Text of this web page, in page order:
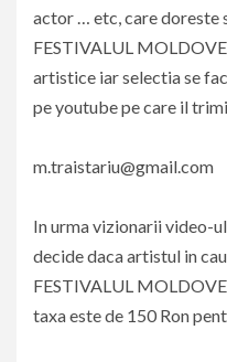
actor … etc, care doreste
FESTIVALUL
artistice iar selectia se
pe youtube pe care il
m.traistariu@gmail.com
In urma vizionarii video-
decide daca artistul in
FESTIVALUL
taxa este de 150 Ron